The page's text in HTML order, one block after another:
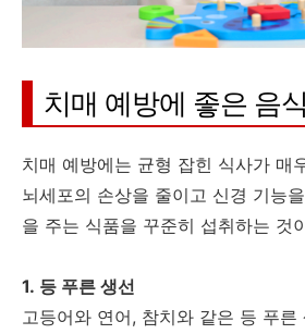
치매 예방에 좋은 음
치매 예방에는 균형 잡힌 식사가 매
뇌세포의 손상을 줄이고 신경 기능
을 주는 식품을 꾸준히 섭취하는 것
1. 등 푸른 생선
고등어와 연어, 참치와 같은 등 푸